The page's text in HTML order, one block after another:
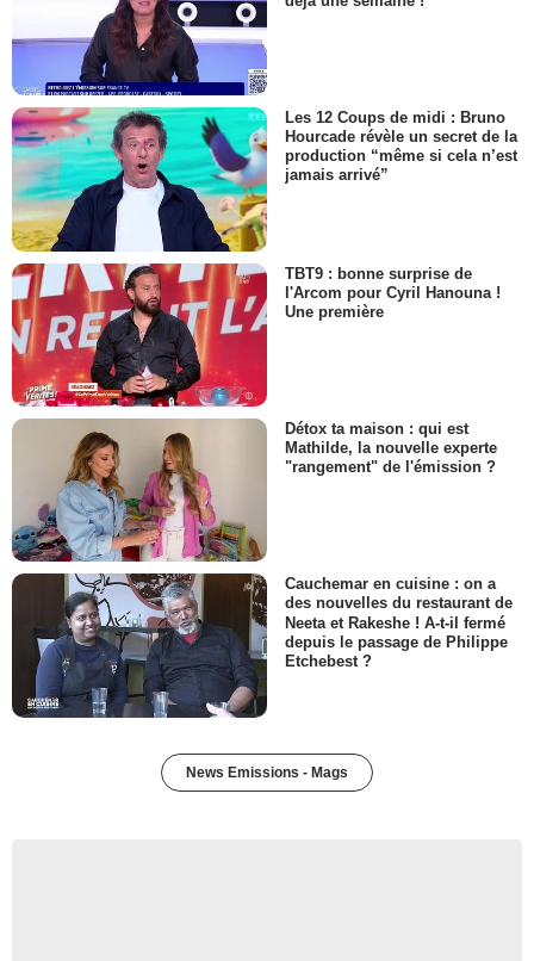
Les 12 Coups de midi : Bruno
Hourcade révèle un secret de la
production “même si cela n’est
jamais arrivé”
TBT9 : bonne surprise de
l'Arcom pour Cyril Hanouna !
Une première
Détox ta maison : qui est
Mathilde, la nouvelle experte
"rangement" de l'émission ?
Cauchemar en cuisine : on a
des nouvelles du restaurant de
Neeta et Rakeshe ! A-t-il fermé
depuis le passage de Philippe
Etchebest ?
News Emissions - Mags